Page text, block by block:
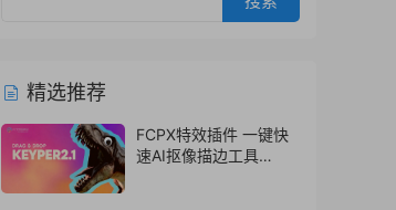
精选推荐
FCPX特效插件 一键快
速AI抠像描边工具